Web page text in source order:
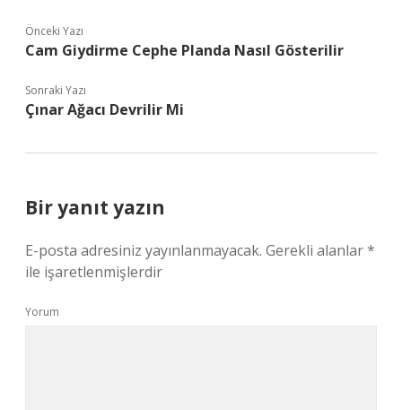
Önceki Yazı
Cam Giydirme Cephe Planda Nasıl Gösterilir
Sonraki Yazı
Çınar Ağacı Devrilir Mi
Bir yanıt yazın
E-posta adresiniz yayınlanmayacak. Gerekli alanlar*
ile işaretlenmişlerdir
Yorum